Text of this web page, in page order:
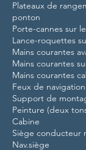
Plateaux de
ponton
Porte-cannes sur
Lance-roquettes
Mains courantes
Mains courantes
Mains courantes
Feux de
Support de
Peinture (deux
Cabine
Siège conducteur
Nav.siège